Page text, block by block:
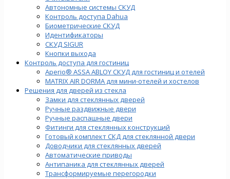
Автономные системы СКУД
Контроль доступа Dahua
Биометрические СКУД
Идентификаторы
СКУД SIGUR
Кнопки выхода
Контроль доступа для гостиниц
Aperio® ASSA ABLOY СКУД для гостиниц и отелей
MATRIX AIR DORMA для мини-отелей и хостелов
Решения для дверей из стекла
Замки для стеклянных дверей
Ручные раздвижные двери
Ручные распашные двери
Фитинги для стеклянных конструкций
Готовый комплект СКД для стеклянной двери
Доводчики для стеклянных дверей
Автоматические приводы
Антипаника для стеклянных дверей
Трансформируемые перегородки